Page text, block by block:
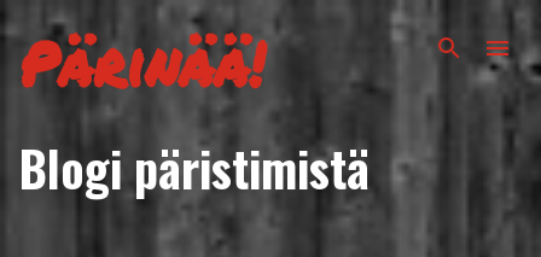
Siirry pääsisältöön
Pärinää!
Blogi päristimistä